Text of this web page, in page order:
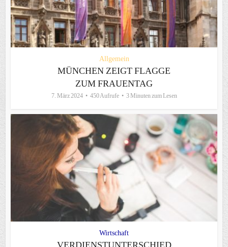
Allgemein
MÜNCHEN ZEIGT FLAGGE
ZUM FRAUENTAG
7. März 2024 450 Aufrufe 3 Minuten zum Lesen
Wirtschaft
VERDIENSTUNTERSCHIED